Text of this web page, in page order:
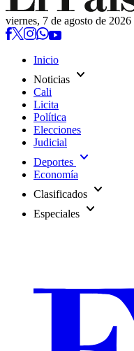
viernes, 7 de agosto de 2026
Inicio
Noticias expand_more
Cali
Licita
Política
Elecciones
Judicial
Deportes expand_more
Economía
Clasificados expand_more
Especiales expand_more